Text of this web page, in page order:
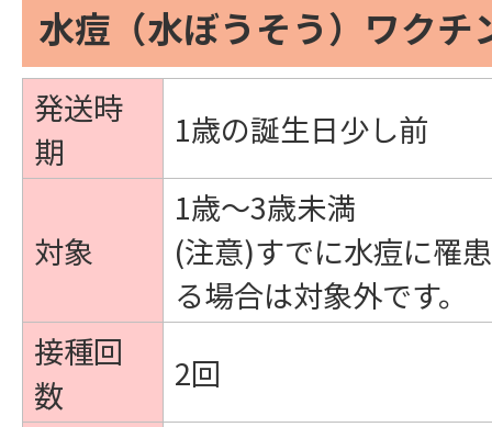
水痘（水ぼうそう）ワクチ
発送時
期
1歳の誕生日少し前
対象
1歳～3歳未満
(注意)すでに水痘に罹
る場合は対象外です。
接種回
数
2回